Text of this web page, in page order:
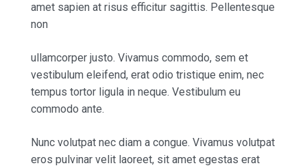
amet sapien at risus efficitur sagittis. Pellentesque
non
ullamcorper justo. Vivamus commodo, sem et
vestibulum eleifend, erat odio tristique enim, nec
tempus tortor ligula in neque. Vestibulum eu
commodo ante.
Nunc volutpat nec diam a congue. Vivamus volutpat
eros pulvinar velit laoreet, sit amet egestas erat